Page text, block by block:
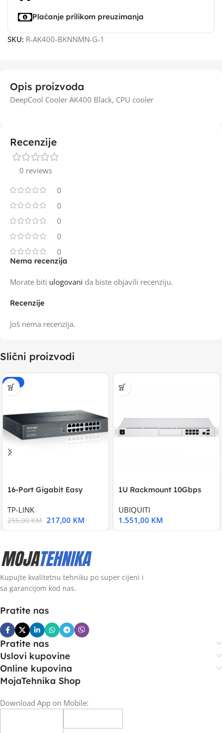
Plaćanje prilikom preuzimanja
SKU: R-AK400-BKNNMN-G-1
Opis proizvoda
DeepCool Cooler AK400 Black, CPU cooler
Recenzije
0 reviews
0
0
0
0
0
Recenzije
Još nema recenzija.
Nema recenzija
Morate biti ulogovani da biste objavili recenziju.
Slični proizvodi
-15%
16-Port Gigabit Easy
TP-LINK
255,00KM 217,00 KM
1U Rackmount 10Gbps
UBIQUITI
1.551,00 KM
Kupujte kvalitetnu tehniku po super cijeni i
sa garancijom kod nas.
Pratite nas
Pratite nas
Uslovi kupovine
Online kupovina
MojaTehnika Shop
Download App on Mobile: